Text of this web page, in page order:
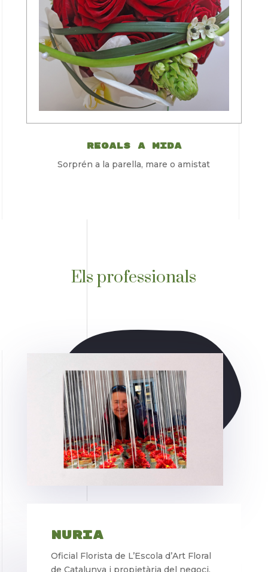
regals a mida
Sorprén a la parella, mare o amistat
Els professionals
Nuria
Oficial Florista de L’Escola d’Art Floral
de Catalunya i propietària del negoci,